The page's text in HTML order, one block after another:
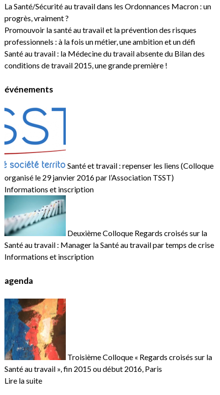
La Santé/Sécurité au travail dans les Ordonnances Macron : un
progrès, vraiment ?
Promouvoir la santé au travail et la prévention des risques
professionnels : à la fois un métier, une ambition et un défi
Santé au travail : la Médecine du travail absente du Bilan des
conditions de travail 2015, une grande première !
événements
Santé et travail : repenser les liens (Colloque
organisé le 29 janvier 2016 par l’Association TSST)
Informations et inscription
Deuxième Colloque Regards croisés sur la
Santé au travail : Manager la Santé au travail par temps de crise
Informations et inscription
agenda
Troisième Colloque « Regards croisés sur la
Santé au travail », fin 2015 ou début 2016, Paris
Lire la suite